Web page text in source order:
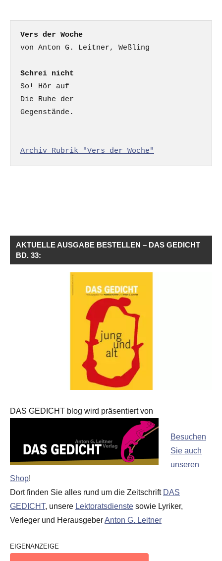
Vers der Woche
Schrei nicht
So! Hör auf
Die Ruhe der
Gegenstände.
Archiv Rubrik "Vers der Woche"
AKTUELLE AUSGABE BESTELLEN – DAS GEDICHT
BD. 33:
DAS GEDICHT blog wird präsentiert von
Besuchen
Sie auch
unseren
Shop!
Dort finden Sie alles rund um die Zeitschrift DAS
GEDICHT, unsere Lektoratsdienste sowie Lyriker,
Verleger und HerausgeberAnton G. Leitner
EIGENANZEIGE